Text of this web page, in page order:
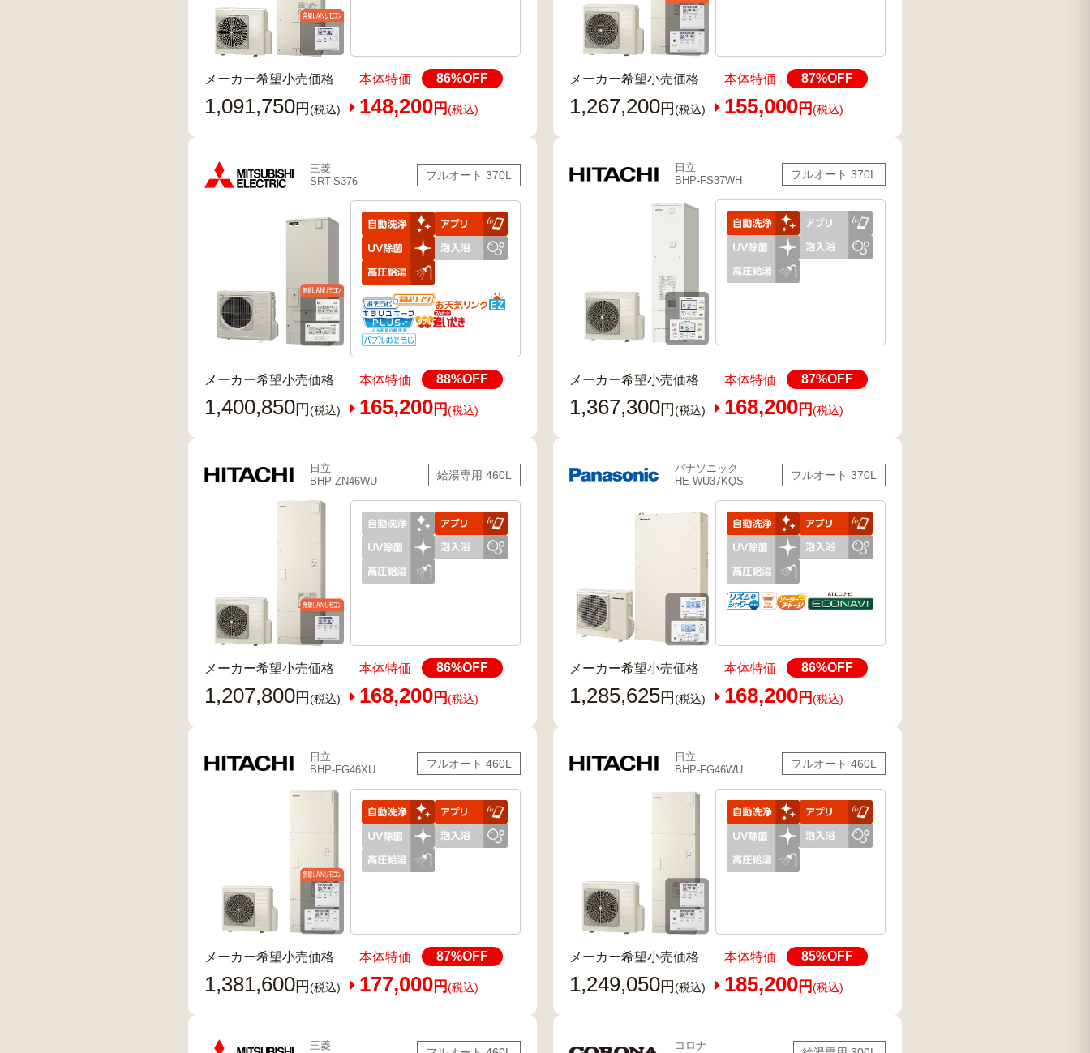
メーカー希望小売価格
1,091,750円(税込)
本体特価 86%OFF
148,200 円(税込)
メーカー希望小売価格
1,267,200円(税込)
本体特価 87%OFF
155,000 円(税込)
三菱
SRT-S376
フルオート 370L
メーカー希望小売価格
1,400,850円(税込)
本体特価 88%OFF
165,200 円(税込)
日立
BHP-FS37WH
フルオート 370L
メーカー希望小売価格
1,367,300円(税込)
本体特価 87%OFF
168,200 円(税込)
日立
BHP-ZN46WU
給湯専用 460L
メーカー希望小売価格
1,207,800円(税込)
本体特価 86%OFF
168,200 円(税込)
パナソニック
HE-WU37KQS
フルオート 370L
メーカー希望小売価格
1,285,625円(税込)
本体特価 86%OFF
168,200 円(税込)
日立
BHP-FG46XU
フルオート 460L
メーカー希望小売価格
1,381,600円(税込)
本体特価 87%OFF
177,000 円(税込)
日立
BHP-FG46WU
フルオート 460L
メーカー希望小売価格
1,249,050円(税込)
本体特価 85%OFF
185,200 円(税込)
三菱
コロナ